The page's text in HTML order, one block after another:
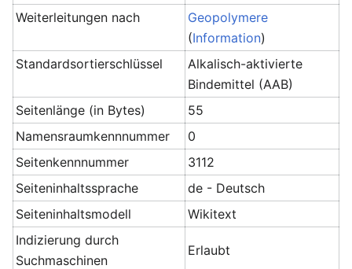
Weiterleitungen nach
Geopolymere
(Information)
Standardsortierschlüssel
Alkalisch-aktivierte
Bindemittel (AAB)
Seitenlänge (in Bytes)
55
Namensraumkennnummer
0
Seitenkennnummer
3112
Seiteninhaltssprache
de - Deutsch
Seiteninhaltsmodell
Wikitext
Indizierung durch
Suchmaschinen
Erlaubt